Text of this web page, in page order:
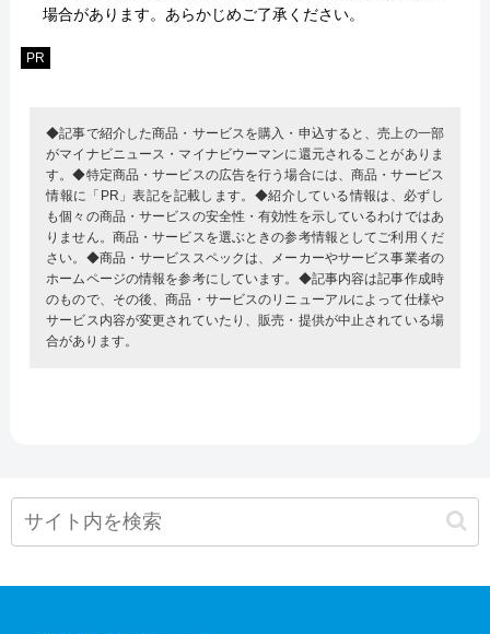
場合があります。あらかじめご了承ください。
PR
◆記事で紹介した商品・サービスを購入・申込すると、売上の一部
がマイナビニュース・マイナビウーマンに還元されることがありま
す。◆特定商品・サービスの広告を行う場合には、商品・サービス
情報に「PR」表記を記載します。◆紹介している情報は、必ずし
も個々の商品・サービスの安全性・有効性を示しているわけではあ
りません。商品・サービスを選ぶときの参考情報としてご利用くだ
さい。◆商品・サービススペックは、メーカーやサービス事業者の
ホームページの情報を参考にしています。◆記事内容は記事作成時
のもので、その後、商品・サービスのリニューアルによって仕様や
サービス内容が変更されていたり、販売・提供が中止されている場
合があります。